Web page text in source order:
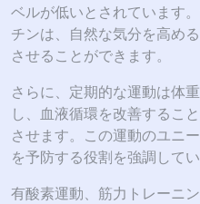
ベルが低いとされています
チンは、自然な気分を高め
させることができます。
さらに、定期的な運動は体
し、血液循環を改善するこ
させます。この運動のユニ
を予防する役割を強調してい
有酸素運動、筋力トレーニ